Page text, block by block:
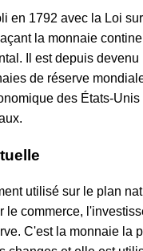
en 1792 avec la Loi
la monnaie
Il est depuis devenu
de réserve
des États-
utilisé sur le plan
le commerce,
C'est la monnaie la